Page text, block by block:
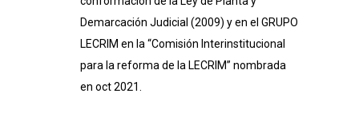
Demarcación Judicial (2009) y en el GRUPO
LECRIM en la “Comisión Interinstitucional
para la reforma de la LECRIM” nombrada
en oct 2021.